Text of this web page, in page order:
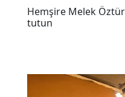
Hemşire Melek
tutun